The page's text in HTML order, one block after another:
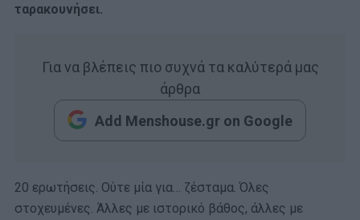
ταρακουνήσει.
Για να βλέπεις πιο συχνά τα καλύτερά μας
άρθρα
Add Menshouse.gr on Google
20 ερωτήσεις. Ούτε μία για… ζέσταμα. Όλες
στοχευμένες. Άλλες με ιστορικό βάθος, άλλες με